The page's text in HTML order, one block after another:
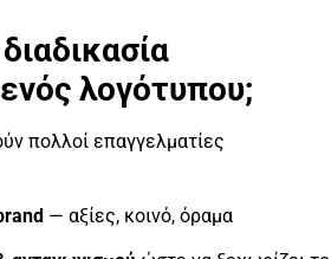
λογότυπου;
πολλοί επαγγελματίες
— αξίες, κοινό, όραμα